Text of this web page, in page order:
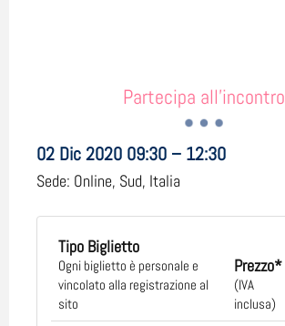
Partecipa all'incontro
02 Dic 2020 09:30 – 12:30
Sede: Online, Sud, Italia
Tipo Biglietto
Ogni biglietto è personale e
vincolato alla registrazione al
sito
Prezzo*
(IVA
inclusa)